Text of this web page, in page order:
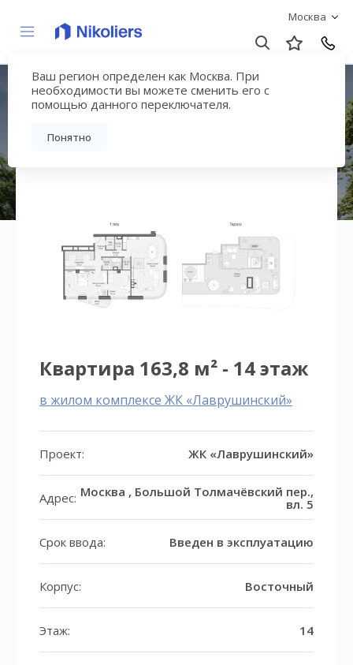
Москва
Ваш регион определен как Москва. При
необходимости вы можете сменить его с
помощью данного переключателя.
Понятно
ЖК «Лаврушинский»
Вернуться на страницу жилого комплекса
Квартира 163,8 м² - 14 этаж
в жилом комплексе ЖК «Лаврушинский»
Проект: ЖК «Лаврушинский»
Адрес: Москва , Большой Толмачёвский пер.,
вл. 5
Срок ввода: Введен в эксплуатацию
Корпус: Восточный
Этаж: 14